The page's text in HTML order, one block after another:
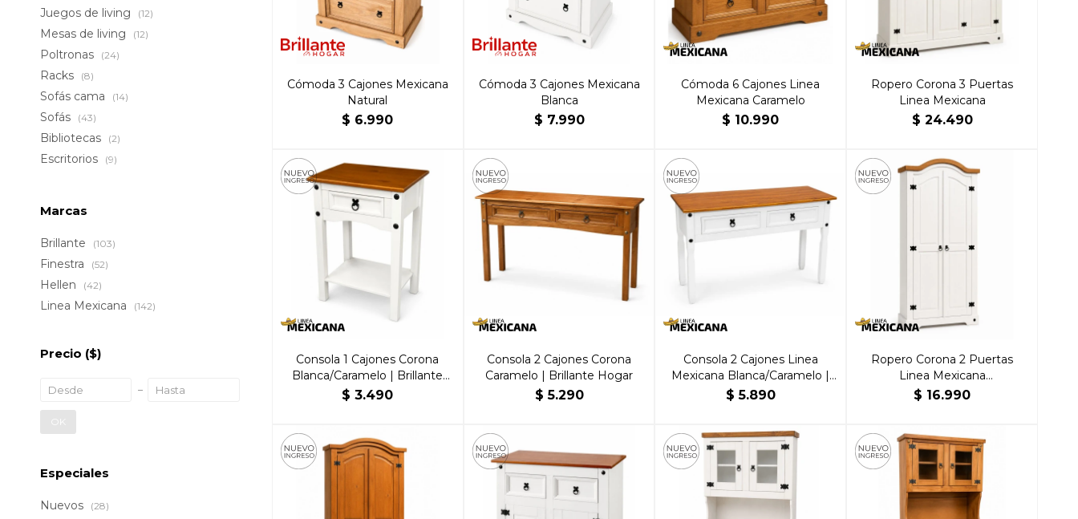
Cómoda 3 Cajones Mexicana
Natural
$ 6.990
Cómoda 3 Cajones Mexicana
Blanca
$ 7.990
Cómoda 6 Cajones Linea
Mexicana Caramelo
$ 10.990
Ropero Corona 3 Puertas
Linea Mexicana
$ 24.490
Consola 1 Cajones Corona
Blanca/Caramelo | Brillante
Hogar
$ 3.490
Consola 2 Cajones Corona
Caramelo | Brillante Hogar
$ 5.290
Consola 2 Cajones Linea
Mexicana Blanca/Caramelo |
Brillante Hogar
$ 5.890
Ropero Corona 2 Puertas
Linea Mexicana
Blanco/Caramelo
$ 16.990
Juegos de living (12)
Mesas de living (12)
Poltronas (24)
Racks (8)
Sofás cama (14)
Sofás (43)
Bibliotecas (2)
Escritorios (9)
Marcas
Brillante (103)
Finestra (52)
Hellen (42)
Linea Mexicana (142)
Precio ($)
OK
Especiales
Nuevos (28)